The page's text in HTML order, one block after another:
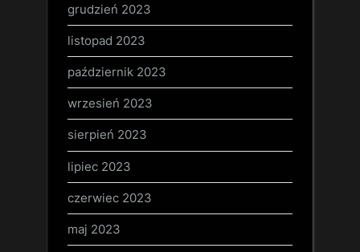
grudzień 2023
listopad 2023
październik 2023
wrzesień 2023
sierpień 2023
lipiec 2023
czerwiec 2023
maj 2023